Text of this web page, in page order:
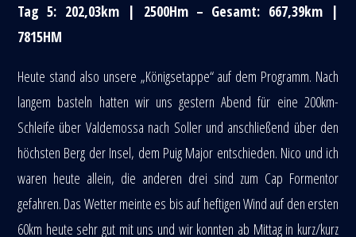
Tag 5: 202,03km | 2500Hm – Gesamt: 667,39km |
7815HM
Heute stand also unsere „Königsetappe“ auf dem Programm. Nach
langem basteln hatten wir uns gestern Abend für eine 200km-
Schleife über Valdemossa nach Soller und anschließend über den
höchsten Berg der Insel, dem Puig Major entschieden. Nico und ich
waren heute allein, die anderen drei sind zum Cap Formentor
gefahren. Das Wetter meinte es bis auf heftigen Wind auf den ersten
60km heute sehr gut mit uns und wir konnten ab Mittag in kurz/kurz